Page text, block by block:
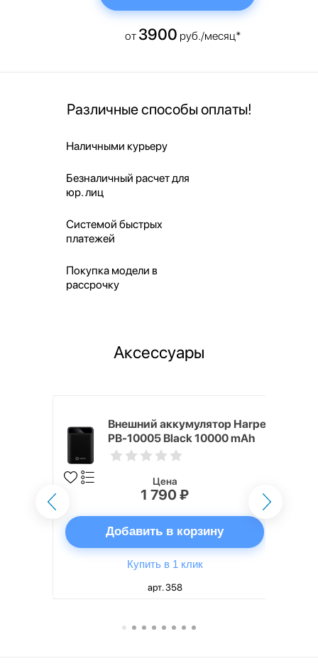
от 3900 руб./месяц*
Различные способы оплаты!
Наличными курьеру
Безналичный расчет для
юр. лиц
Системой быстрых
платежей
Покупка модели в
рассрочку
Аксессуары
Внешний аккумулятор Harper
PB-10005 Black 10000 mAh
Цена
1 790 ₽
Добавить в корзину
Купить в 1 клик
арт. 358